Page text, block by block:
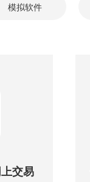
模拟软件
交易